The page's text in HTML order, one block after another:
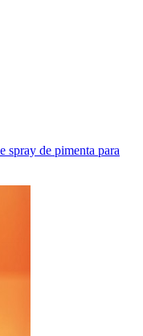
spray de pimenta para